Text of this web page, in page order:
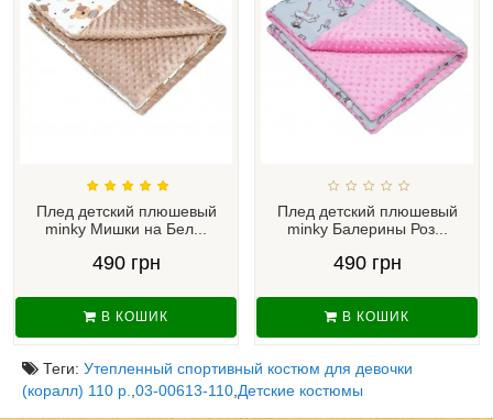
Плед детский плюшевый
minky Мишки на Бел...
490 грн
В КОШИК
Плед детский плюшевый
minky Балерины Роз...
490 грн
В КОШИК
Теги: Утепленный спортивный костюм для девочки
(коралл) 110 р. 03-00613-110 Детские костюмы